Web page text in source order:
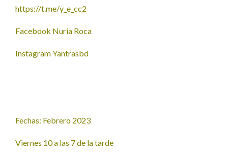
https://t.me/y_e_cc2
Facebook Nuria Roca
Instagram Yantrasbd
Fechas: Febrero 2023
Viernes 10 a las 7 de la tarde